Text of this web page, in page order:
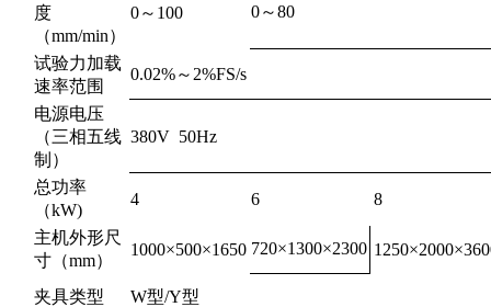
度
（mm/min）
0～100 0～80
试验力加载
速率范围
0.02%～2%FS/s
电源电压
（三相五线
制）
380V 50Hz
总功率
（kW)
4 6 8
主机外形尺
寸（mm）
1000×500×1650 720×1300×2300
夹具类型 W型/Y型